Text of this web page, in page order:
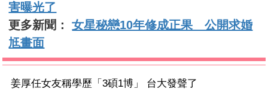
害曝光了
更多新聞：女星秘戀10年修成正果 公開求婚
尪畫面
姜厚任女友稱學歷「3碩1博」 台大發聲了